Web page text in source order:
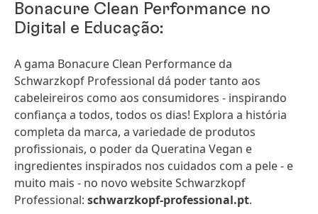
Bonacure Clean Performance no
Digital e Educação:
A gama Bonacure Clean Performance da
Schwarzkopf Professional dá poder tanto aos
cabeleireiros como aos consumidores - inspirando
confiança a todos, todos os dias! Explora a história
completa da marca, a variedade de produtos
profissionais, o poder da Queratina Vegan e
ingredientes inspirados nos cuidados com a pele - e
muito mais - no novo website Schwarzkopf
Professional: schwarzkopf-professional.pt.